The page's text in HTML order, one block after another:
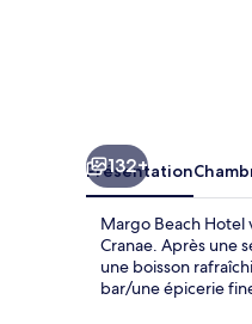
132+
Présentation
Margo Beach Hotel
Cranae. Après une
une boisson
bar/une épicerie